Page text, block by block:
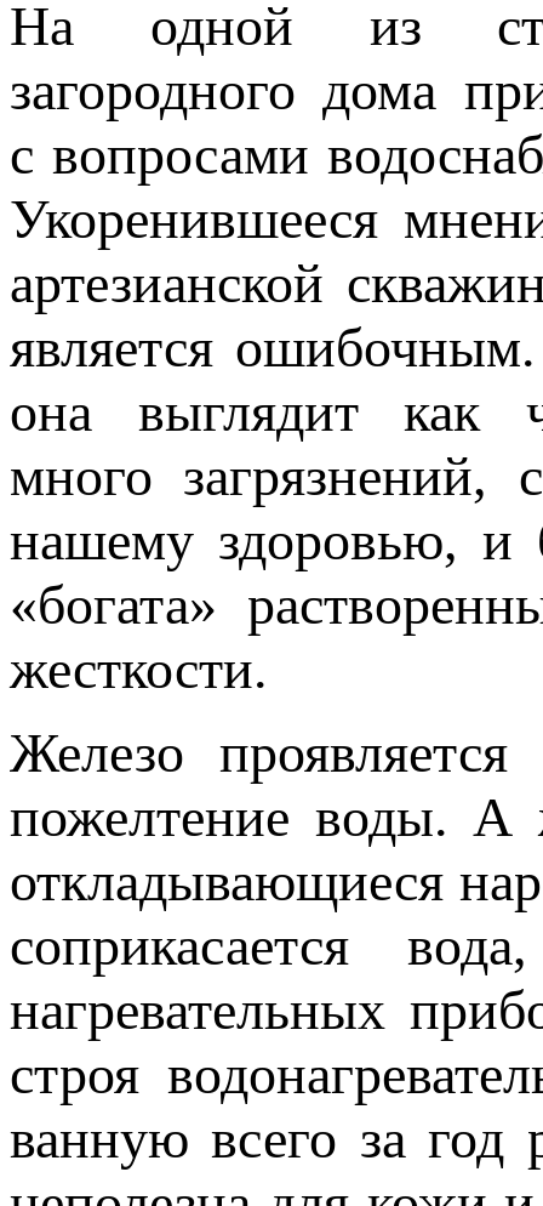
На одной из
загородного дома
с вопросами
Укоренившееся
артезианской
является
она выглядит как
много загрязнений,
нашему здоровью, и
«богата»
жесткости.
Железо
пожелтение воды. А
откладывающиеся
соприкасается
нагревательных
строя
ванную всего за год